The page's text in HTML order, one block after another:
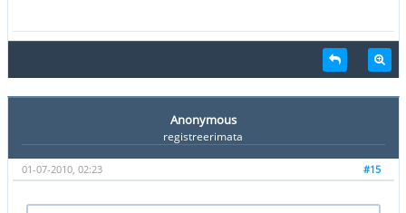
Anonymous
registreerimata
#15
01-07-2010, 02:23